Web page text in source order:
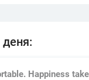
Happiness